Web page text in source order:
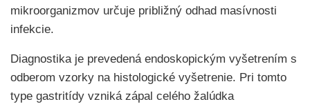
mikroorganizmov určuje približný odhad masívnosti
infekcie.
Diagnostika je prevedená endoskopickým vyšetrením s
odberom vzorky na histologické vyšetrenie. Pri tomto
type gastritídy vzniká zápal celého žalúdka